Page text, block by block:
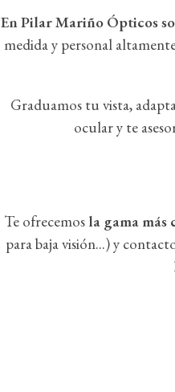
En Pilar Mariño Ópticos
medida y personal
Graduamos tu vista,
ocular y te
Te ofrecemos la gama más
para baja visión...) y